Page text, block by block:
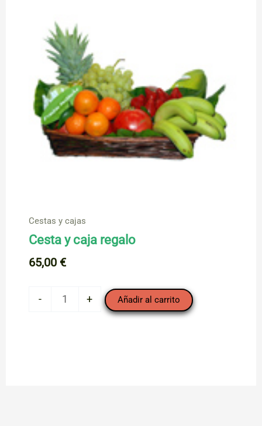
Cestas y cajas
Cesta y caja regalo
65,00 €
- + Añadir al carrito